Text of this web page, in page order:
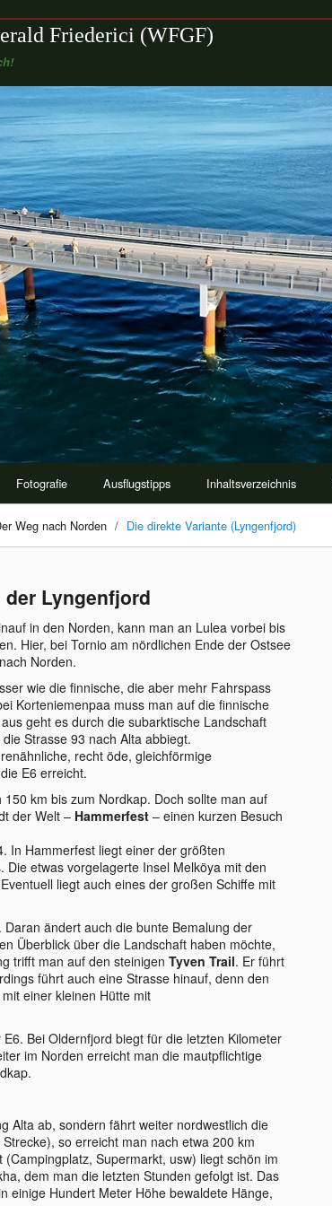
Friederici (WFGF)
Fotografie Ausflugstipps Inhaltsverzeichnis
Weg nach Norden / Die direkte Variante (Lyngenfjord)
Lyngenfjord
in den Norden, kann man an Lulea vorbei bis
Hier, bei Tornio am nördlichen Ende der Ostsee
Norden.
wie die finnische, die aber mehr Fahrspass
Korteniemenpaa muss man auf die finnische
geht es durch die subarktische Landschaft
Strasse 93 nach Alta abbiegt.
recht öde, gleichförmige
E6 erreicht.
km bis zum Nordkap. Doch sollte man auf
der Welt – Hammerfest – einen kurzen Besuch
In Hammerfest liegt einer der größten
etwas vorgelagerte Insel Melköya mit den
liegt auch eines der großen Schiffe mit
ändert auch die bunte Bemalung der
Überblick über die Landschaft haben möchte,
trifft man auf den steinigen Tyven Trail. Er führt
führt auch eine Strasse hinauf, denn den
einer kleinen Hütte mit
Bei Oldernfjord biegt für die letzten Kilometer
im Norden erreicht man die mautpflichtige
Alta ab, sondern fährt weiter nordwestlich die
so erreicht man nach etwa 200 km
Supermarkt, usw) liegt schön im
dem man die letzten Stunden gefolgt ist. Das
einige Hundert Meter Höhe bewaldete Hänge,